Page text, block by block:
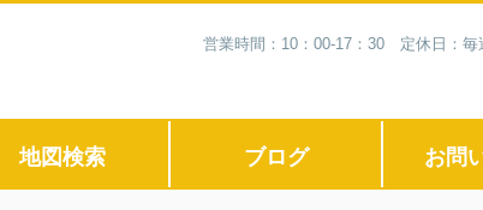
営業時間：10：00-17：30 定休日：毎
地図検索 ブログ お問